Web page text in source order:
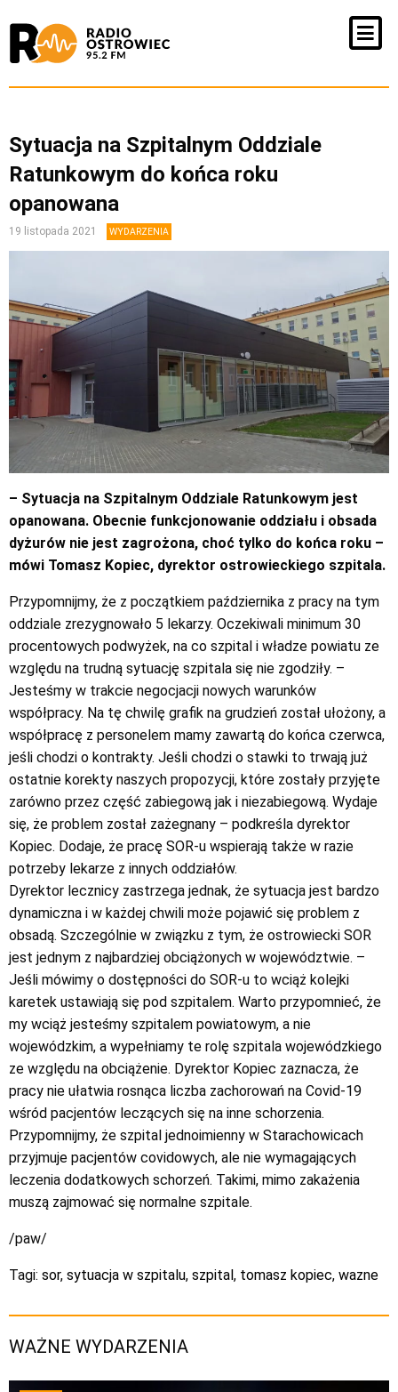
Sytuacja na Szpitalnym Oddziale
Ratunkowym do końca roku
opanowana
19 listopada 2021 WYDARZENIA
– Sytuacja na Szpitalnym Oddziale Ratunkowym jest
opanowana. Obecnie funkcjonowanie oddziału i obsada
dyżurów nie jest zagrożona, choć tylko do końca roku –
mówi Tomasz Kopiec, dyrektor ostrowieckiego szpitala.
Przypomnijmy, że z początkiem października z pracy na tym
oddziale zrezygnowało 5 lekarzy. Oczekiwali minimum 30
procentowych podwyżek, na co szpital i władze powiatu ze
względu na trudną sytuację szpitala się nie zgodziły. –
Jesteśmy w trakcie negocjacji nowych warunków
współpracy. Na tę chwilę grafik na grudzień został ułożony, a
współpracę z personelem mamy zawartą do końca czerwca,
jeśli chodzi o kontrakty. Jeśli chodzi o stawki to trwają już
ostatnie korekty naszych propozycji, które zostały przyjęte
zarówno przez część zabiegową jak i niezabiegową. Wydaje
się, że problem został zażegnany – podkreśla dyrektor
Kopiec. Dodaje, że pracę SOR-u wspierają także w razie
potrzeby lekarze z innych oddziałów.
Dyrektor lecznicy zastrzega jednak, że sytuacja jest bardzo
dynamiczna i w każdej chwili może pojawić się problem z
obsadą. Szczególnie w związku z tym, że ostrowiecki SOR
jest jednym z najbardziej obciążonych w województwie. –
Jeśli mówimy o dostępności do SOR-u to wciąż kolejki
karetek ustawiają się pod szpitalem. Warto przypomnieć, że
my wciąż jesteśmy szpitalem powiatowym, a nie
wojewódzkim, a wypełniamy te rolę szpitala wojewódzkiego
ze względu na obciążenie. Dyrektor Kopiec zaznacza, że
pracy nie ułatwia rosnąca liczba zachorowań na Covid-19
wśród pacjentów leczących się na inne schorzenia.
Przypomnijmy, że szpital jednoimienny w Starachowicach
przyjmuje pacjentów covidowych, ale nie wymagających
leczenia dodatkowych schorzeń. Takimi, mimo zakażenia
muszą zajmować się normalne szpitale.
/paw/
Tagi: sor, sytuacja w szpitalu, szpital, tomasz kopiec, wazne
WAŻNE WYDARZENIA